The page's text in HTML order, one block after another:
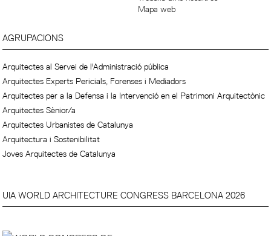
Mapa web
AGRUPACIONS
Arquitectes al Servei de l'Administració pública
Arquitectes Experts Pericials, Forenses i Mediadors
Arquitectes per a la Defensa i la Intervenció en el Patrimoni Arquitectònic
Arquitectes Sènior/a
Arquitectes Urbanistes de Catalunya
Arquitectura i Sostenibilitat
Joves Arquitectes de Catalunya
UIA WORLD ARCHITECTURE CONGRESS BARCELONA 2026